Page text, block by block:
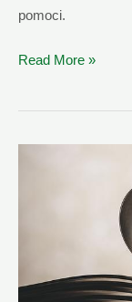
pomoci.
Vyřešíme
Klíč
Read More »